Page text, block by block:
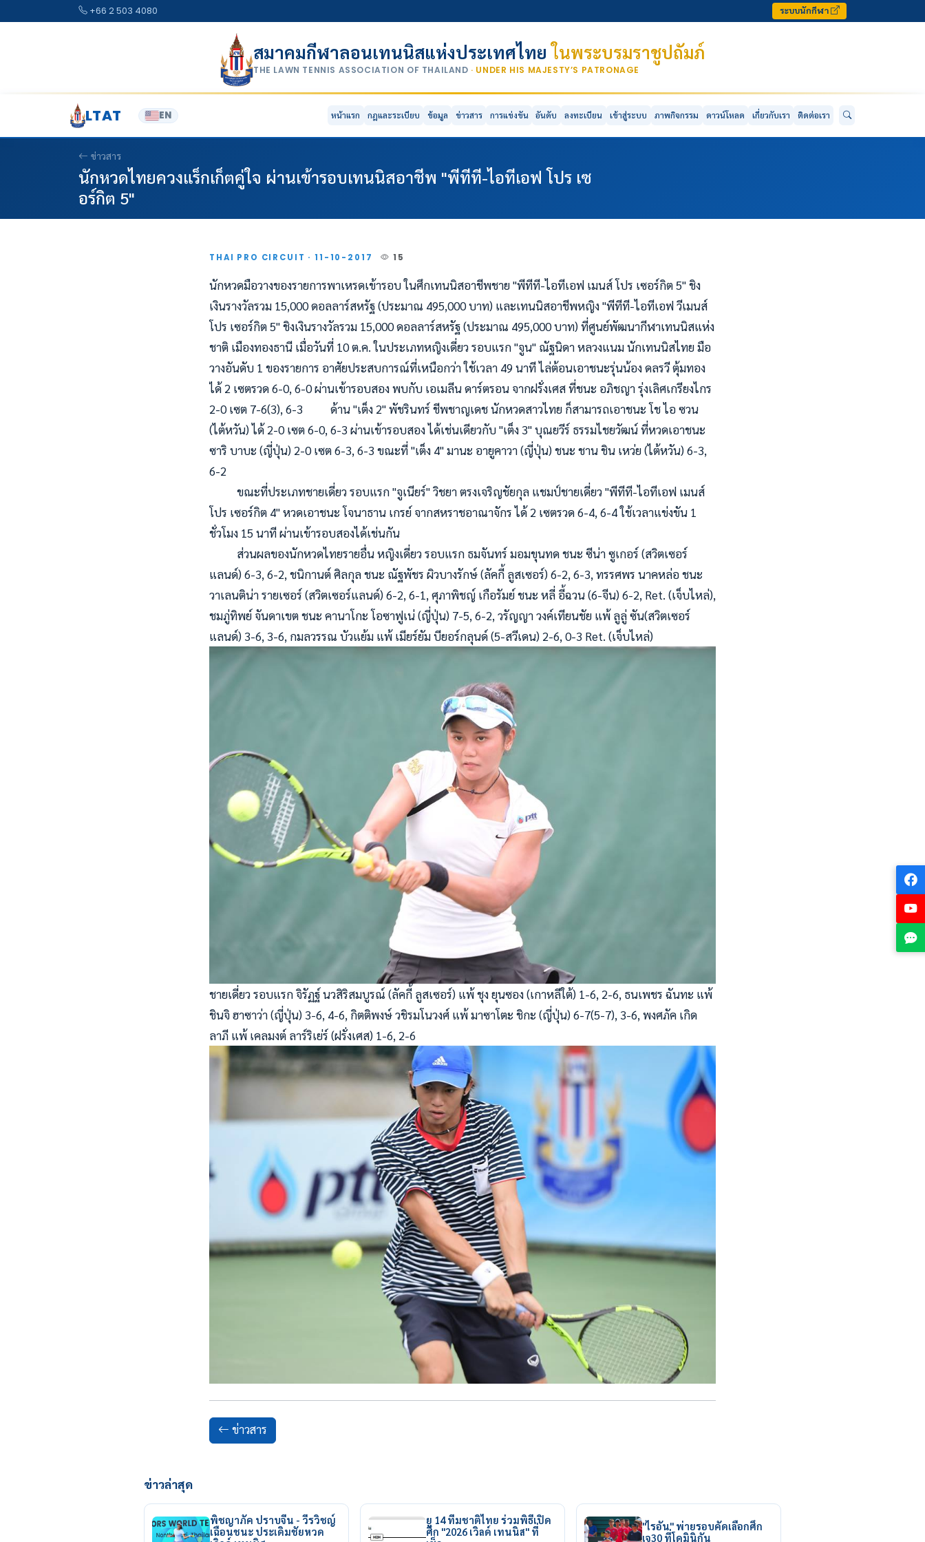
+66 2 503 4080 ระบบนักกีฬา
สมาคมกีฬาลอนเทนนิสแห่งประเทศไทยในพระบรมราชูปถัมภ์
THE LAWN TENNIS ASSOCIATION OF THAILAND · UNDER HIS MAJESTY’S PATRONAGE
LTAT EN หน้าแรก กฎและระเบียบ ข้อมูล ข่าวสาร การแข่งขัน อันดับ ลงทะเบียน เข้าสู่ระบบ ภาพกิจกรรม ดาวน์โหลด เกี่ยวกับเรา ติดต่อเรา
ข่าวสาร
นักหวดไทยควงแร็กเก็ตคู่ใจ ผ่านเข้ารอบเทนนิสอาชีพ "พีทีที-ไอทีเอฟ โปร เซ
อร์กิต 5"
THAI PRO CIRCUIT · 11-10-2017 15
นักหวดมือวางของรายการพาเหรดเข้ารอบ ในศึกเทนนิสอาชีพชาย "พีทีที-ไอทีเอฟ เมนส์ โปร เซอร์กิต 5" ชิง
เงินรางวัลรวม 15,000 ดอลลาร์สหรัฐ (ประมาณ 495,000 บาท) และเทนนิสอาชีพหญิง "พีทีที-ไอทีเอฟ วีเมนส์
โปร เซอร์กิต 5" ชิงเงินรางวัลรวม 15,000 ดอลลาร์สหรัฐ (ประมาณ 495,000 บาท) ที่ศูนย์พัฒนากีฬาเทนนิสแห่ง
ชาติ เมืองทองธานี เมื่อวันที่ 10 ต.ค. ในประเภทหญิงเดี่ยว รอบแรก "จูน" ณัฐนิดา หลวงแนม นักเทนนิสไทย มือ
วางอันดับ 1 ของรายการ อาศัยประสบการณ์ที่เหนือกว่า ใช้เวลา 49 นาที ไล่ต้อนเอาชนะรุ่นน้อง ดลรวี ตุ้มทอง
ได้ 2 เซตรวด 6-0, 6-0 ผ่านเข้ารอบสอง พบกับ เอเมลีน ดาร์ตรอน จากฝรั่งเศส ที่ชนะ อภิชญา รุ่งเลิศเกรียงไกร
2-0 เซต 7-6(3), 6-3 ด้าน "เต็ง 2" พัชรินทร์ ชีพชาญเดช นักหวดสาวไทย ก็สามารถเอาชนะ โช ไอ ซวน
(ไต้หวัน) ได้ 2-0 เซต 6-0, 6-3 ผ่านเข้ารอบสอง ได้เช่นเดียวกับ "เต็ง 3" บุณยวีร์ ธรรมไชยวัฒน์ ที่หวดเอาชนะ
ซาริ บาบะ (ญี่ปุ่น) 2-0 เซต 6-3, 6-3 ขณะที่ "เต็ง 4" มานะ อายูคาวา (ญี่ปุ่น) ชนะ ชาน ชิน เหว่ย (ไต้หวัน) 6-3,
6-2
ขณะที่ประเภทชายเดี่ยว รอบแรก "จูเนียร์" วิชยา ตรงเจริญชัยกุล แชมป์ชายเดี่ยว "พีทีที-ไอทีเอฟ เมนส์
โปร เซอร์กิต 4" หวดเอาชนะ โจนาธาน เกรย์ จากสหราชอาณาจักร ได้ 2 เซตรวด 6-4, 6-4 ใช้เวลาแข่งขัน 1
ชั่วโมง 15 นาที ผ่านเข้ารอบสองได้เช่นกัน
ส่วนผลของนักหวดไทยรายอื่น หญิงเดี่ยว รอบแรก ธมจันทร์ มอมขุนทด ชนะ ซีน่า ซูเกอร์ (สวิตเซอร์
แลนด์) 6-3, 6-2, ชนิกานต์ ศิลกุล ชนะ ณัฐพัชร ผิวบางรักษ์ (ลัคกี้ ลูสเซอร์) 6-2, 6-3, ทรรศพร นาคหล่อ ชนะ
วาเลนติน่า รายเซอร์ (สวิตเซอร์แลนด์) 6-2, 6-1, ศุภาพิชญ์ เกือรัมย์ ชนะ หลี่ อี้ฉวน (6-จีน) 6-2, Ret. (เจ็บไหล่),
ชมภู่ทิพย์ จันดาเขต ชนะ คานาโกะ โอซาฟูเน่ (ญี่ปุ่น) 7-5, 6-2, วรัญญา วงค์เทียนชัย แพ้ ลูลู่ ซัน(สวิตเซอร์
แลนด์) 3-6, 3-6, กมลวรรณ บัวแย้ม แพ้ เมียร์ยัม บียอร์กลุนด์ (5-สวีเดน) 2-6, 0-3 Ret. (เจ็บไหล่)
ชายเดี่ยว รอบแรก จิรัฏฐ์ นวสิริสมบูรณ์ (ลัคกี้ ลูสเซอร์) แพ้ ชุง ยุนซอง (เกาหลีใต้) 1-6, 2-6, ธนเพชร ฉันทะ แพ้
ชินจิ ฮาซาว่า (ญี่ปุ่น) 3-6, 4-6, กิตติพงษ์ วชิรมโนวงศ์ แพ้ มาซาโตะ ชิกะ (ญี่ปุ่น) 6-7(5-7), 3-6, พงศภัค เกิด
ลาภี แพ้ เคลมงต์ ลาร์ริเย่ร์ (ฝรั่งเศส) 1-6, 2-6
ข่าวสาร
ข่าวล่าสุด
พิชญาภัค ปราบจีน - วีรวิชญ์
เฉือนชนะ ประเดิมชัยหวด
ยู 14 ทีมชาติไทย ร่วมพิธีเปิด
ศึก "2026 เวิลด์ เทนนิส" ที่
"ไรอัน" พ่ายรอบคัดเลือกศึก
เจ30 ที่โดมินิกัน